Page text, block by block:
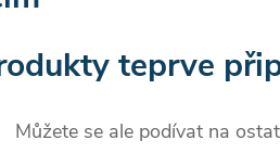
teprve
Můžete se ale podívat na